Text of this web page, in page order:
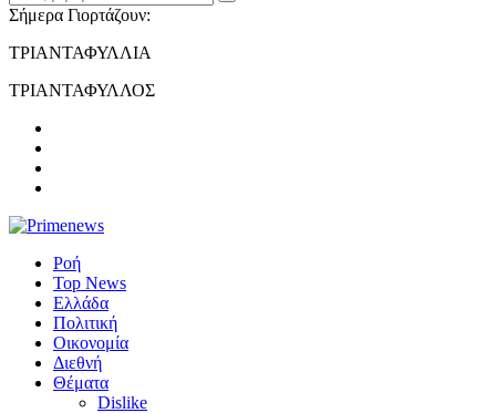
Σήμερα Γιορτάζουν:
ΤΡΙΑΝΤΑΦΥΛΛΙΑ
ΤΡΙΑΝΤΑΦΥΛΛΟΣ
Ροή
Top News
Ελλάδα
Πολιτική
Οικονομία
Διεθνή
Θέματα
Dislike